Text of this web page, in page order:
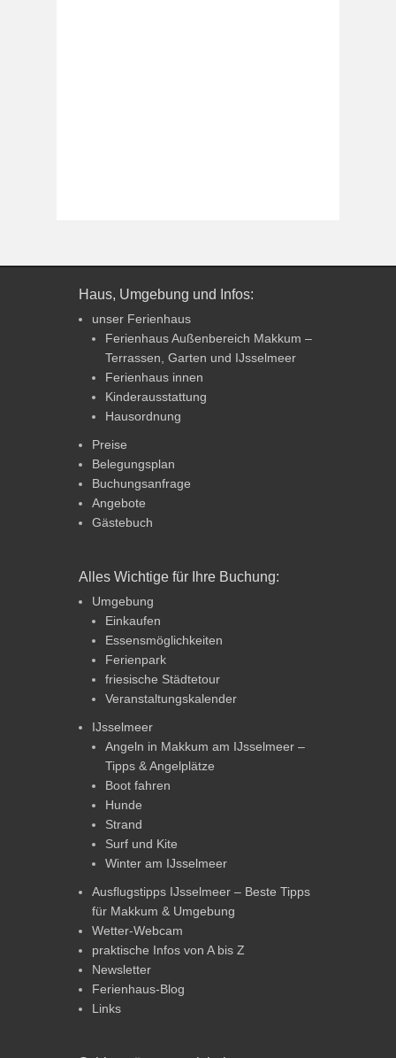
Haus, Umgebung und Infos:
unser Ferienhaus
Ferienhaus Außenbereich Makkum –
Terrassen, Garten und IJsselmeer
Ferienhaus innen
Kinderausstattung
Hausordnung
Preise
Belegungsplan
Buchungsanfrage
Angebote
Gästebuch
Alles Wichtige für Ihre Buchung:
Umgebung
Einkaufen
Essensmöglichkeiten
Ferienpark
friesische Städtetour
Veranstaltungskalender
IJsselmeer
Angeln in Makkum am IJsselmeer –
Tipps & Angelplätze
Boot fahren
Hunde
Strand
Surf und Kite
Winter am IJsselmeer
Ausflugstipps IJsselmeer – Beste Tipps
für Makkum & Umgebung
Wetter-Webcam
praktische Infos von A bis Z
Newsletter
Ferienhaus-Blog
Links